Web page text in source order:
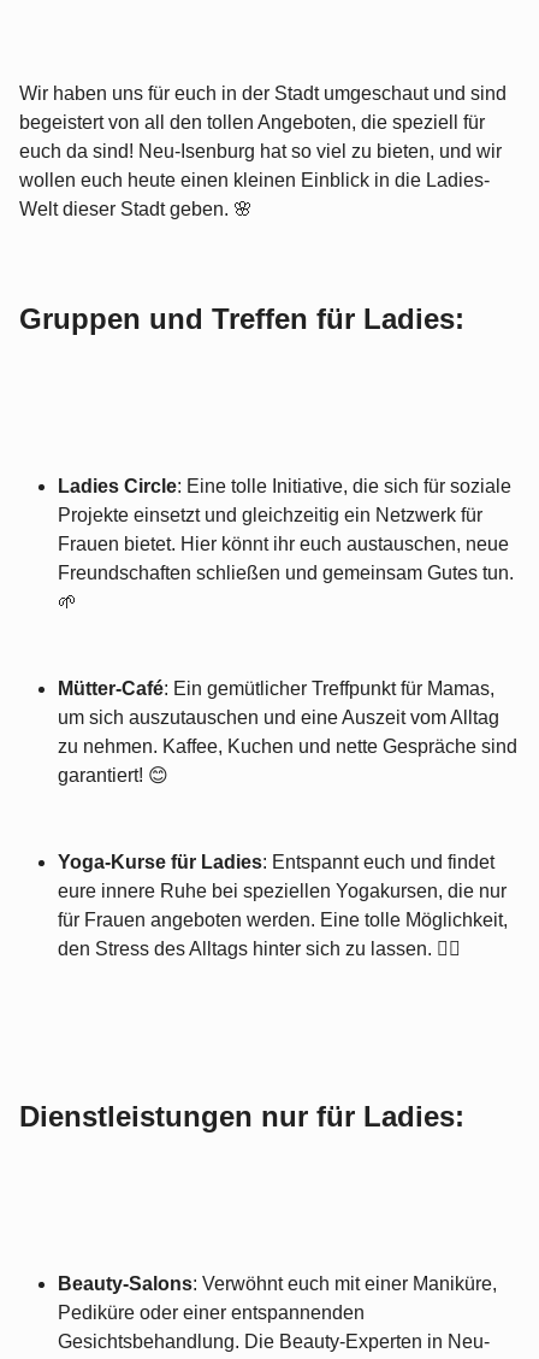
Wir haben uns für euch in der Stadt umgeschaut und sind
begeistert von all den tollen Angeboten, die speziell für
euch da sind! Neu-Isenburg hat so viel zu bieten, und wir
wollen euch heute einen kleinen Einblick in die Ladies-
Welt dieser Stadt geben. 🌸
Gruppen und Treffen für Ladies:
Ladies Circle: Eine tolle Initiative, die sich für soziale
Projekte einsetzt und gleichzeitig ein Netzwerk für
Frauen bietet. Hier könnt ihr euch austauschen, neue
Freundschaften schließen und gemeinsam Gutes tun.
🌱
Mütter-Café: Ein gemütlicher Treffpunkt für Mamas,
um sich auszutauschen und eine Auszeit vom Alltag
zu nehmen. Kaffee, Kuchen und nette Gespräche sind
garantiert! 😊
Yoga-Kurse für Ladies: Entspannt euch und findet
eure innere Ruhe bei speziellen Yogakursen, die nur
für Frauen angeboten werden. Eine tolle Möglichkeit,
den Stress des Alltags hinter sich zu lassen. 🧘‍♀️
Dienstleistungen nur für Ladies:
Beauty-Salons: Verwöhnt euch mit einer Maniküre,
Pediküre oder einer entspannenden
Gesichtsbehandlung. Die Beauty-Experten in Neu-